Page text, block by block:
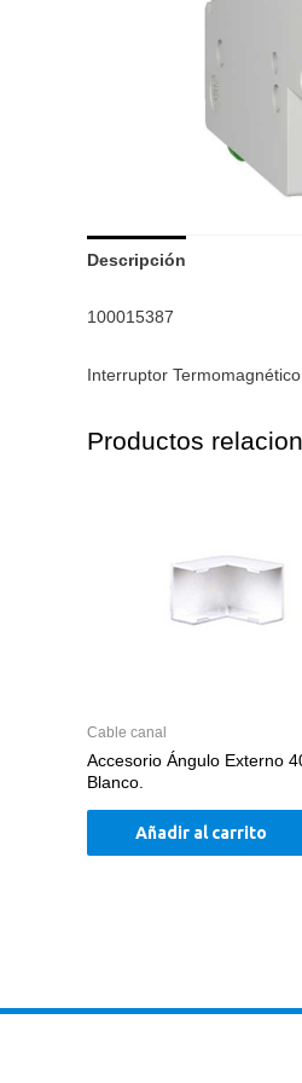
Descripción
100015387
Interruptor
Productos
Cable canal
Accesorio Ángulo Externo
Blanco.
Añadir al carrito